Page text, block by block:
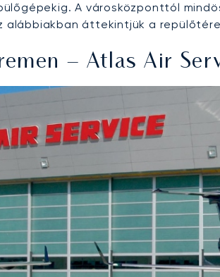
A városközponttól
alábbiakban áttekintjük a
– Atlas Air